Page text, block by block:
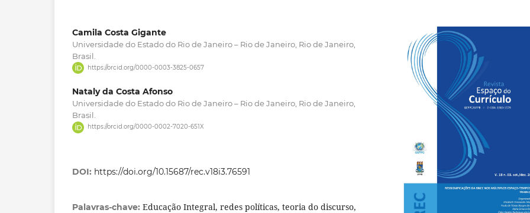
Camila Costa Gigante
Universidade do Estado do Rio de Janeiro – Rio de Janeiro, Rio de Janeiro,
Brasil.
https://orcid.org/0000-0003-3825-0657
Nataly da Costa Afonso
Universidade do Estado do Rio de Janeiro – Rio de Janeiro, Rio de Janeiro,
Brasil.
https://orcid.org/0000-0002-7020-651X
DOI: https://doi.org/10.15687/rec.v18i3.76591
Palavras-chave: Educação Integral, redes políticas, teoria do discurso,